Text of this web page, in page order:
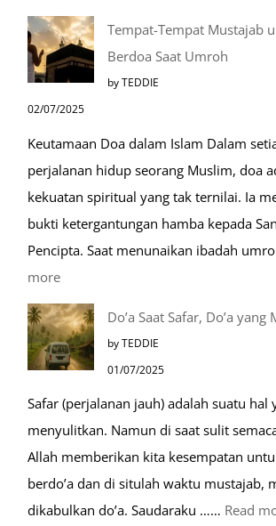
Tempat-Tempat Mustajab
Berdoa Saat Umroh
by TEDDIE
02/07/2025
Keutamaan Doa dalam Islam Dalam
perjalanan hidup seorang Muslim, doa
kekuatan spiritual yang tak ternilai. Ia
bukti ketergantungan hamba kepada
Pencipta. Saat menunaikan ibadah
more:
Tempat-
Tempat
Mustajab
Berdoa
Saat
Umroh
Do’a Saat Safar, Do’a yang
by TEDDIE
01/07/2025
Safar (perjalanan jauh) adalah suatu hal
menyulitkan. Namun di saat sulit
Allah memberikan kita kesempatan
berdo’a dan di situlah waktu mustajab,
dikabulkan do’a. Saudaraku …… Read